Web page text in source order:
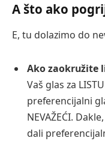
A što ako
E, tu dolazimo do
Ako zaokružite
Vaš glas za
preferencijalni
NEVAŽEĆI.
dali